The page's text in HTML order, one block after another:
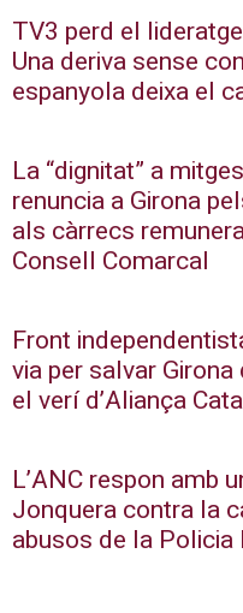
TV3 perd el
Una deriva sense
espanyola deixa el
La “dignitat” a
renuncia a Girona
als càrrecs
Consell Comarcal
Front
via per salvar Girona
el verí d’Aliança
L’ANC respon amb
Jonquera contra la
abusos de la Policia